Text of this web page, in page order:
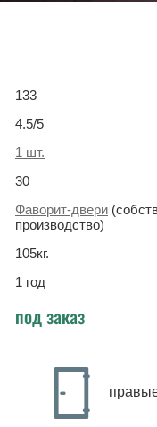
133
4.5/5
1 шт.
30
Фаворит-двери
производство)
105кг.
1 год
под заказ